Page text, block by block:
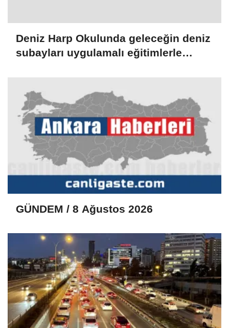
Deniz Harp Okulunda geleceğin deniz
subayları uygulamalı eğitimlerle
GÜNDEM / 8 Ağustos 2026